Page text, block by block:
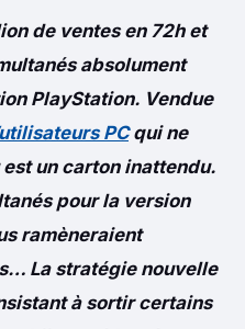
de ventes en 72h et
absolument
PlayStation. Vendue
PCqui ne
un carton inattendu.
pour la version
ramèneraient
La stratégie nouvelle
à sortir certains